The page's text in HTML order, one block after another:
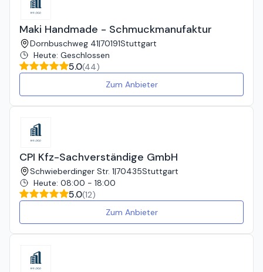
Maki Handmade - Schmuckmanufaktur
Dornbuschweg 41|70191Stuttgart
Heute: Geschlossen
5.0(44)
Zum Anbieter
CPI Kfz-Sachverständige GmbH
Schwieberdinger Str. 1|70435Stuttgart
Heute: 08:00 - 18:00
5.0(12)
Zum Anbieter